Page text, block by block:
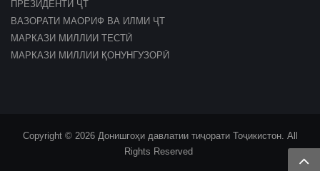
ПРЕЗИДЕНТИ ҶТ
ВАЗОРАТИ МАОРИФ ВА ИЛМИ ҶТ
МАРКАЗИ МИЛЛИИ ТЕСТӢ
МАРКАЗИ МИЛЛИИ ҚОНУНГУЗОРӢ
Copyright © 2026 Донишгоҳи давлатии тиҷорати Тоҷикистон. All
Rights Reserved